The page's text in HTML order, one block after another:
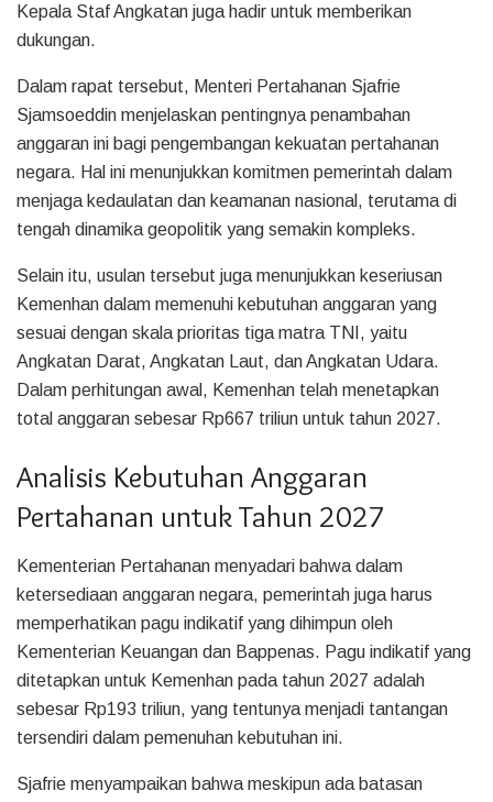
Kepala Staf Angkatan juga hadir untuk memberikan
dukungan.
Dalam rapat tersebut, Menteri Pertahanan Sjafrie
Sjamsoeddin menjelaskan pentingnya penambahan
anggaran ini bagi pengembangan kekuatan pertahanan
negara. Hal ini menunjukkan komitmen pemerintah dalam
menjaga kedaulatan dan keamanan nasional, terutama di
tengah dinamika geopolitik yang semakin kompleks.
Selain itu, usulan tersebut juga menunjukkan keseriusan
Kemenhan dalam memenuhi kebutuhan anggaran yang
sesuai dengan skala prioritas tiga matra TNI, yaitu
Angkatan Darat, Angkatan Laut, dan Angkatan Udara.
Dalam perhitungan awal, Kemenhan telah menetapkan
total anggaran sebesar Rp667 triliun untuk tahun 2027.
Analisis Kebutuhan Anggaran
Pertahanan untuk Tahun 2027
Kementerian Pertahanan menyadari bahwa dalam
ketersediaan anggaran negara, pemerintah juga harus
memperhatikan pagu indikatif yang dihimpun oleh
Kementerian Keuangan dan Bappenas. Pagu indikatif yang
ditetapkan untuk Kemenhan pada tahun 2027 adalah
sebesar Rp193 triliun, yang tentunya menjadi tantangan
tersendiri dalam pemenuhan kebutuhan ini.
Sjafrie menyampaikan bahwa meskipun ada batasan